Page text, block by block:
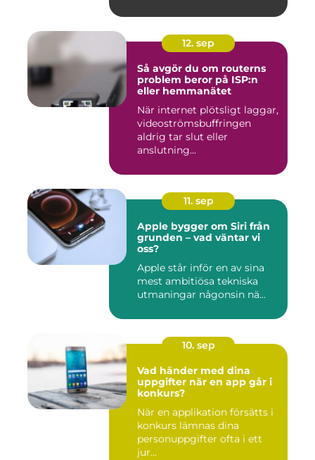
12. sep
Så avgör du om routerns
problem beror på ISP:n
eller hemmanätet
När internet plötsligt laggar,
videoströmsbuffringen
aldrig tar slut eller
anslutning...
11. sep
Apple bygger om Siri från
grunden – vad väntar vi
oss?
Apple står inför en av sina
mest ambitiösa tekniska
utmaningar någonsin nä...
10. sep
Vad händer med dina
uppgifter när en app går i
konkurs?
När en applikation försätts i
konkurs lämnas dina
personuppgifter ofta i ett
jur...